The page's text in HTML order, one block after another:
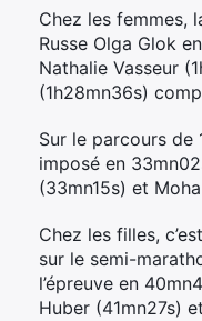
Chez les femmes,
Russe Olga Glok
Nathalie Vasseur
(1h28mn36s)
Sur le parcours de
imposé en
(33mn15s) et
Chez les filles,
sur le semi-
l’épreuve en
Huber (41mn27s)